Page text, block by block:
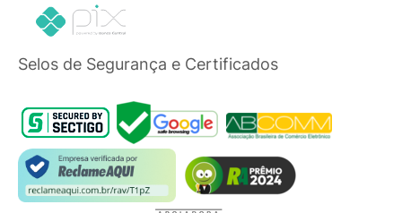
Selos de Segurança e Certificados